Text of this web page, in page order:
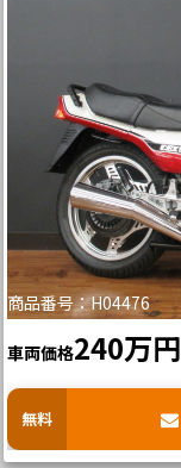
商品番号：H04476
車両価格240万円
無料